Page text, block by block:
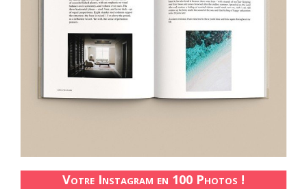
Votre Instagram en 100 Photos !